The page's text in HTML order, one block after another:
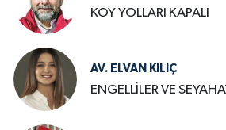
KÖY YOLLARI KAPALI
AV. ELVAN KILIÇ
ENGELLİLER VE